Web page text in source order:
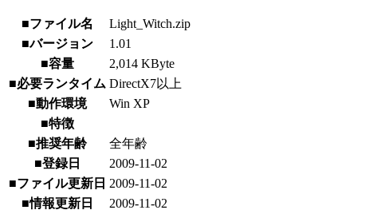
■ファイル名
Light_Witch.zip
■バージョン
1.01
■容量
2,014 KByte
■必要ランタイム DirectX7以上
■動作環境
Win XP
■特徴
■推奨年齢
全年齢
■登録日
2009-11-02
■ファイル更新日 2009-11-02
■情報更新日
2009-11-02